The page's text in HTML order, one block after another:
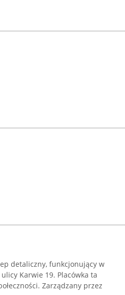
detaliczny, funkcjonujący w
Karwie 19. Placówka ta
Zarządzany przez